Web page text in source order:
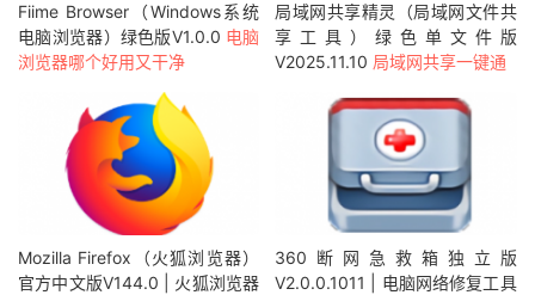
Fiime Browser（Windows系统
电脑浏览器）绿色版V1.0.0 电脑
浏览器哪个好用又干净
局域网共享精灵（局域网文件共
享工具）绿色单文件版
V2025.11.10 局域网共享一键通
Mozilla Firefox（火狐浏览器）
官方中文版V144.0 | 火狐浏览器
360断网急救箱独立版
V2.0.0.1011 | 电脑网络修复工具